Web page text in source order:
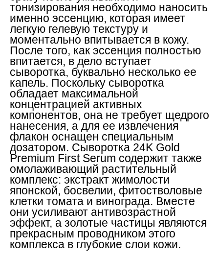
тонизирования необходимо наносить
именно эссенцию, которая имеет
легкую гелевую текстуру и
моментально впитывается в кожу.
После того, как эссенция полностью
впитается, в дело вступает
сыворотка, буквально несколько ее
капель. Поскольку сыворотка
обладает максимальной
концентрацией активных
компонентов, она не требует щедрого
нанесения, а для ее извлечения
флакон оснащен специальным
дозатором. Сыворотка 24K Gold
Premium First Serum содержит также
омолаживающий растительный
комплекс: экстракт жимолости
японской, босвелии, фитостволовые
клетки томата и винограда. Вместе
они усиливают антивозрастной
эффект, а золотые частицы являются
прекрасным проводником этого
комплекса в глубокие слои кожи.